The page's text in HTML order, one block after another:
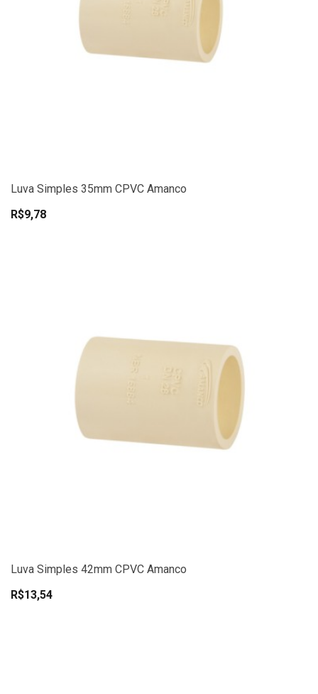
Luva Simples 35mm CPVC Amanco
R$9,78
Luva Simples 42mm CPVC Amanco
R$13,54